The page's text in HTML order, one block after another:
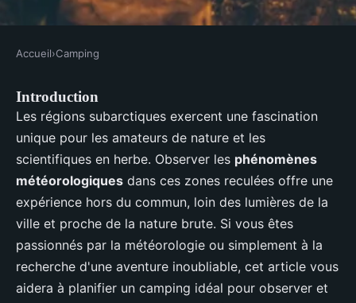
CAMPING
Comment organiser un camping
pour observer les phénomènes
météorologiques en région
subarctique?
Soan •4 juillet 2024• 5 min de lecture
Accueil›Camping
Introduction
Les régions subarctiques exercent une fascination
unique pour les amateurs de nature et les
scientifiques en herbe. Observer les phénomènes
météorologiques dans ces zones reculées offre une
expérience hors du commun, loin des lumières de la
ville et proche de la nature brute. Si vous êtes
passionnés par la météorologie ou simplement à la
recherche d'une aventure inoubliable, cet article vous
aidera à planifier un camping idéal pour observer et